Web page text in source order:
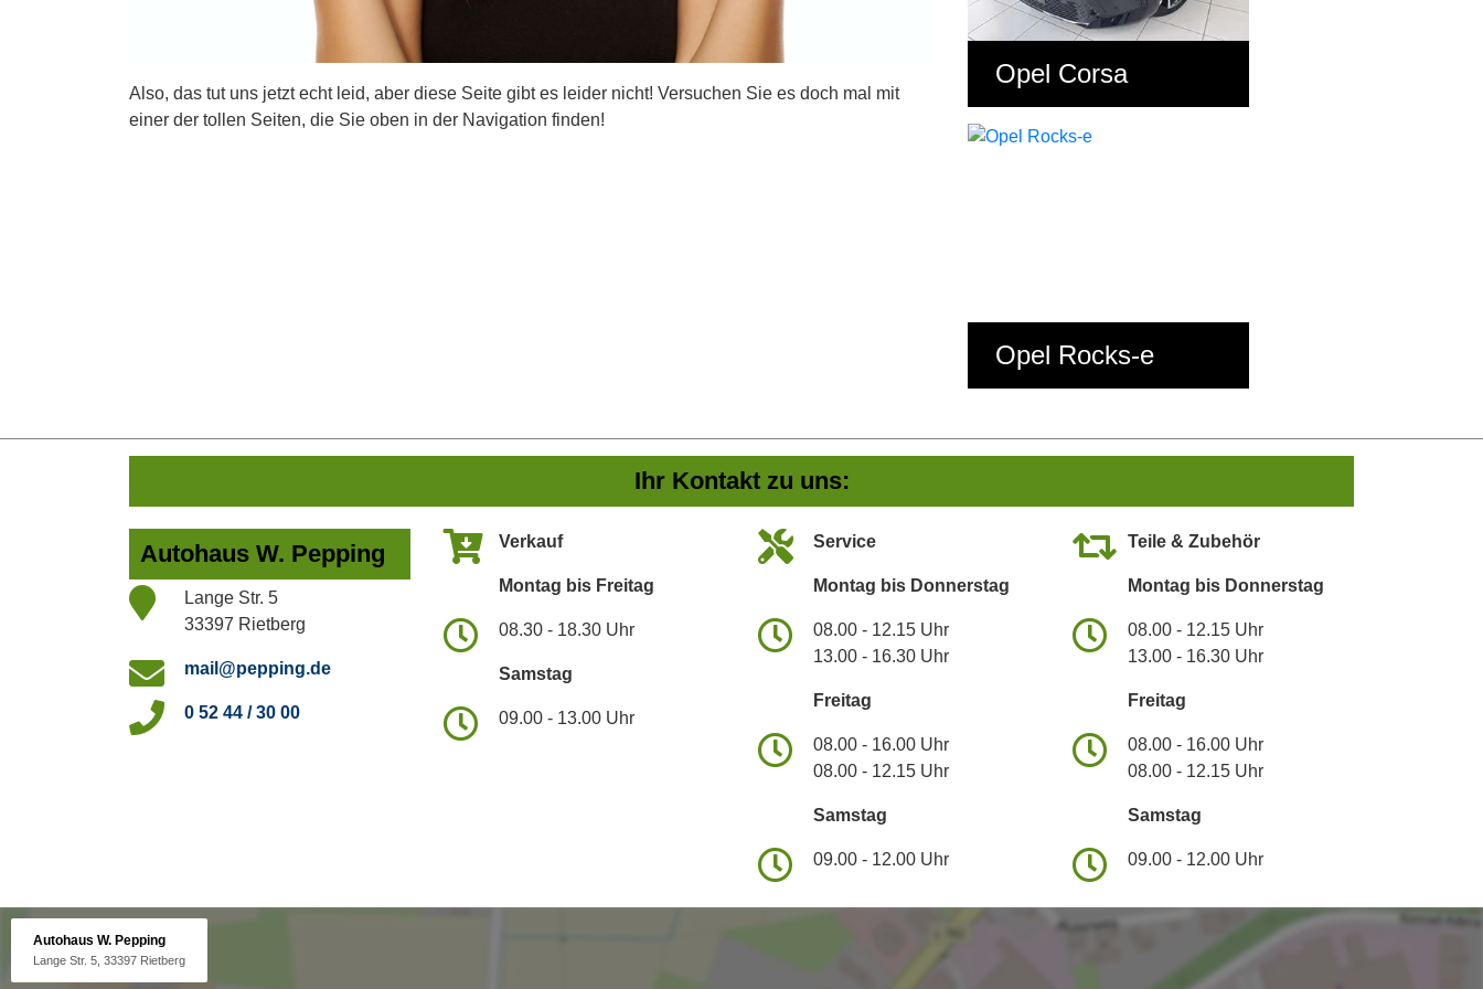
Also, das tut uns jetzt echt leid, aber diese Seite gibt es leider nicht! Versuchen Sie es doch mal mit
einer der tollen Seiten, die Sie oben in der Navigation finden!
Opel Corsa
Opel Rocks-e
Ihr Kontakt zu uns:
Autohaus W. Pepping
Lange Str. 5
33397 Rietberg
mail@pepping.de
0 52 44 / 30 00
Verkauf
Montag bis Freitag
08.30 - 18.30 Uhr
Samstag
09.00 - 13.00 Uhr
Service
Montag bis Donnerstag
08.00 - 12.15 Uhr
13.00 - 16.30 Uhr
Freitag
08.00 - 16.00 Uhr
08.00 - 12.15 Uhr
Samstag
09.00 - 12.00 Uhr
Teile & Zubehör
Montag bis Donnerstag
08.00 - 12.15 Uhr
13.00 - 16.30 Uhr
Freitag
08.00 - 16.00 Uhr
08.00 - 12.15 Uhr
Samstag
09.00 - 12.00 Uhr
Autohaus W. Pepping
Lange Str. 5, 33397 Rietberg